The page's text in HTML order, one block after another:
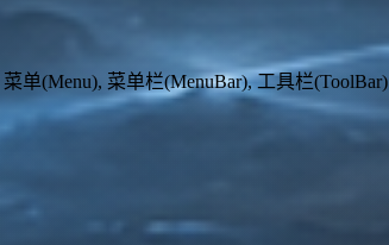
单(Menu), 菜单栏(MenuBar), 工具栏(ToolBar)